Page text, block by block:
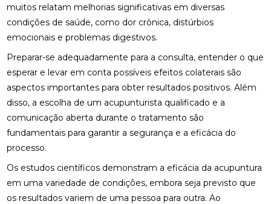
muitos relatam melhorias significativas em diversas
condições de saúde, como dor crônica, distúrbios
emocionais e problemas digestivos.
Preparar-se adequadamente para a consulta, entender o que
esperar e levar em conta possíveis efeitos colaterais são
aspectos importantes para obter resultados positivos. Além
disso, a escolha de um acupunturista qualificado e a
comunicação aberta durante o tratamento são
fundamentais para garantir a segurança e a eficácia do
processo.
Os estudos científicos demonstram a eficácia da acupuntura
em uma variedade de condições, embora seja previsto que
os resultados variem de uma pessoa para outra. Ao
FISIOTERAPIA OCULAR: COMO MELHORAR A SAÚDE
DOS SEUS OLHOS E AUMENTAR O CONFORTO
VISUAL
FISIOTERAPIA OCULAR: MELHORE SUA VISÃO HOJE!
FISIOTERAPIA OCULAR: MELHORES PRÁTICAS E
BENEFÍCIOS
FISIOTERAPIA OCULAR: SAIBA COMO MELHORAR A
SAÚDE DOS OLHOS E AUMENTAR O CONFORTO
VISUAL
CONFORTO